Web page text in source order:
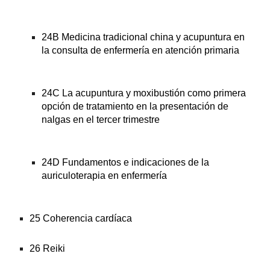
24B Medicina tradicional china y acupuntura en
la consulta de enfermería en atención primaria
24C La acupuntura y moxibustión como primera
opción de tratamiento en la presentación de
nalgas en el tercer trimestre
24D Fundamentos e indicaciones de la
auriculoterapia en enfermería
25 Coherencia cardíaca
26 Reiki